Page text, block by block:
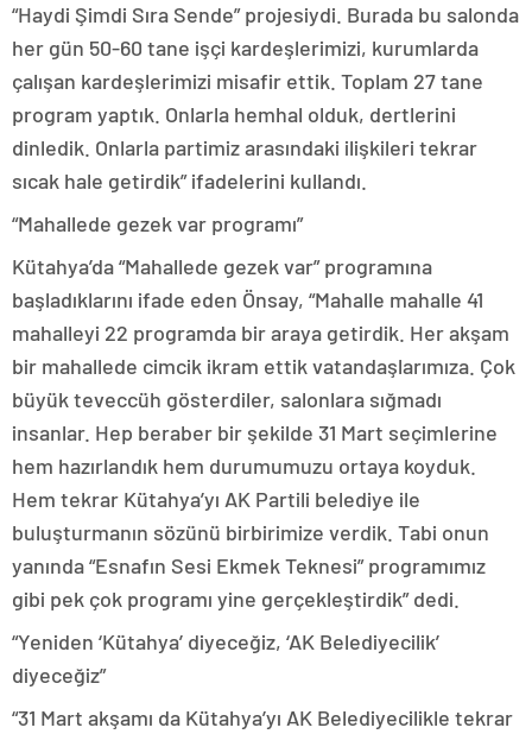
“Haydi Şimdi Sıra Sende” projesiydi. Burada bu salonda
her gün 50-60 tane işçi kardeşlerimizi, kurumlarda
çalışan kardeşlerimizi misafir ettik. Toplam 27 tane
program yaptık. Onlarla hemhal olduk, dertlerini
dinledik. Onlarla partimiz arasındaki ilişkileri tekrar
sıcak hale getirdik” ifadelerini kullandı.
“Mahallede gezek var programı”
Kütahya’da “Mahallede gezek var” programına
başladıklarını ifade eden Önsay, “Mahalle mahalle 41
mahalleyi 22 programda bir araya getirdik. Her akşam
bir mahallede cimcik ikram ettik vatandaşlarımıza. Çok
büyük teveccüh gösterdiler, salonlara sığmadı
insanlar. Hep beraber bir şekilde 31 Mart seçimlerine
hem hazırlandık hem durumumuzu ortaya koyduk.
Hem tekrar Kütahya’yı AK Partili belediye ile
buluşturmanın sözünü birbirimize verdik. Tabi onun
yanında “Esnafın Sesi Ekmek Teknesi” programımız
gibi pek çok programı yine gerçekleştirdik” dedi.
“Yeniden ‘Kütahya’ diyeceğiz, ‘AK Belediyecilik’
diyeceğiz”
“31 Mart akşamı da Kütahya’yı AK Belediyecilikle tekrar